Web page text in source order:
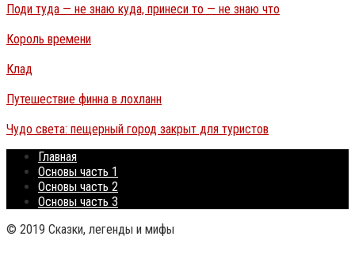
Поди туда — не знаю куда, принеси то — не знаю что
Король времени
Клад
Путешествие финна в лохланн
Чудо света: пещерный город закрыт для туристов
Главная
Основы часть 1
Основы часть 2
Основы часть 3
© 2019 Сказки, легенды и мифы